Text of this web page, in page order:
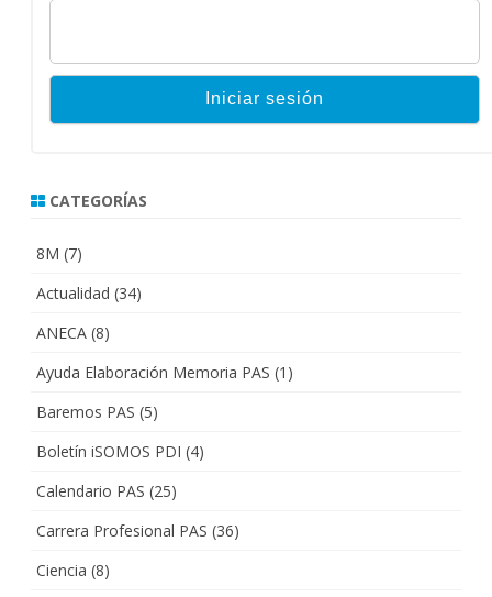
CATEGORÍAS
8M (7)
Actualidad (34)
ANECA (8)
Ayuda Elaboración Memoria PAS (1)
Baremos PAS (5)
Boletín iSOMOS PDI (4)
Calendario PAS (25)
Carrera Profesional PAS (36)
Ciencia (8)